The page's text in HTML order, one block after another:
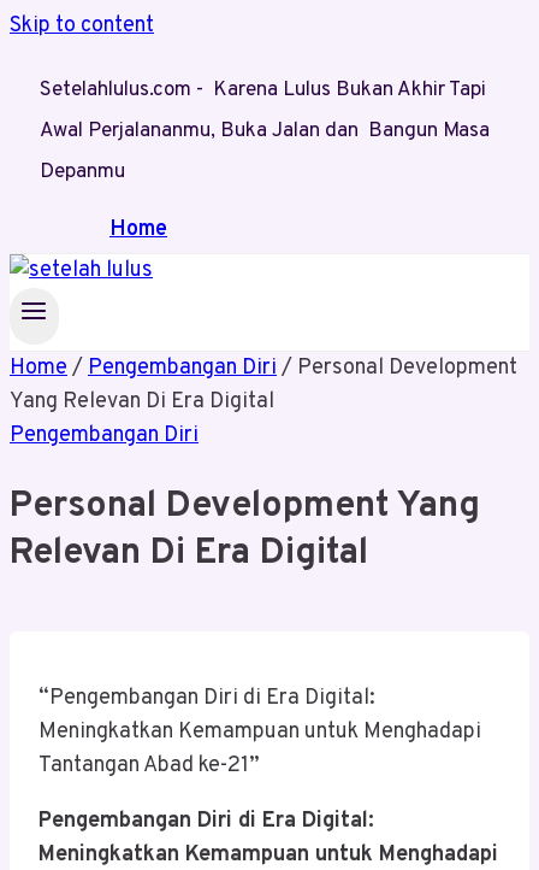
Skip to content
Setelahlulus.com - Karena Lulus Bukan Akhir Tapi
Awal Perjalananmu, Buka Jalan dan Bangun Masa
Depanmu
Home
Home/ Pengembangan Diri/ Personal Development
Yang Relevan Di Era Digital
Pengembangan Diri
Personal Development Yang
Relevan Di Era Digital
“Pengembangan Diri di Era Digital:
Meningkatkan Kemampuan untuk Menghadapi
Tantangan Abad ke-21”
Pengembangan Diri di Era Digital:
Meningkatkan Kemampuan untuk Menghadapi